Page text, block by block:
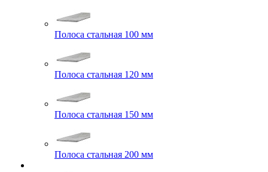
Полоса стальная 100 мм
Полоса стальная 120 мм
Полоса стальная 150 мм
Полоса стальная 200 мм